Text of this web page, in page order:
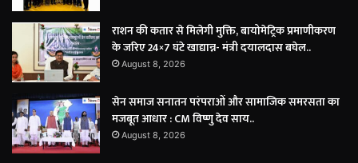
राशन की कतार से मिलेगी मुक्ति, बायोमेट्रिक प्रमाणीकरण
के जरिए 24×7 घंटे खाद्यान्न- मंत्री दयालदास बघेल..
August 8, 2026
सेन समाज सनातन परंपराओं और सामाजिक समरसता का
मजबूत आधार : CM विष्णु देव साय..
August 8, 2026